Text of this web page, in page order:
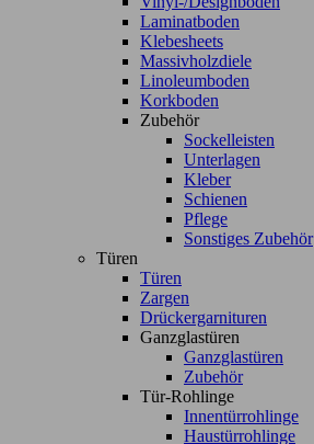
Laminatboden
Klebesheets
Massivholzdiele
Linoleumboden
Korkboden
Zubehör
Sockelleisten
Unterlagen
Kleber
Schienen
Pflege
Sonstiges Zubehör
Türen
Türen
Zargen
Drückergarnituren
Ganzglastüren
Ganzglastüren
Zubehör
Tür-Rohlinge
Innentürrohlinge
Haustürrohlinge